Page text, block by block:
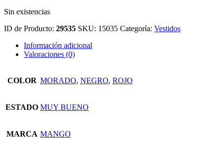
original
53,00 €.16,00 €.
Sin existencias
ID de Producto: 29535 SKU: 15035 Categoría: Vestidos
Información adicional
Valoraciones (0)
COLOR MORADO, NEGRO, ROJO
ESTADO MUY BUENO
MARCA MANGO